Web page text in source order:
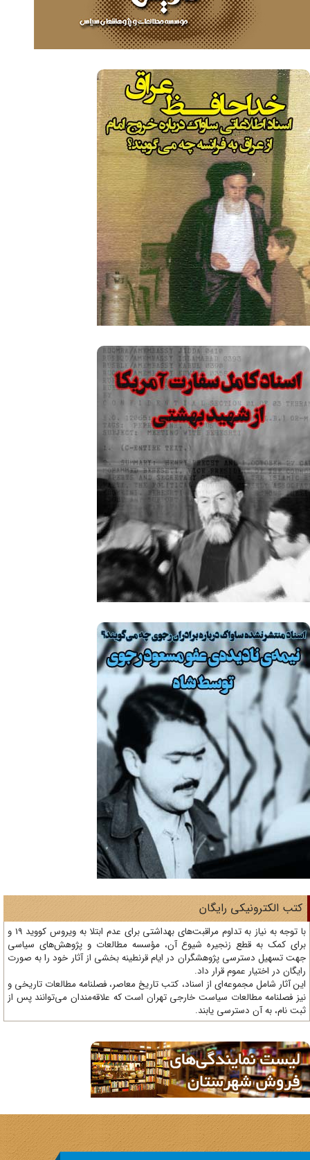
الکترونیکی رایگان
با توجه به نیاز به تداوم مراقبت‌های بهداشتی برای عدم ابتلا به ویروس کووید 19 و
کمک به قطع زنجیره شیوع آن، مؤسسه مطالعات و پژوهش‌های سیاسی
تسهیل دسترسی پژوهشگران در ایام قرنطینه بخشی از آثار خود را به صورت
در اختیار عموم قرار داد.
آثار شامل مجموعه‌ای از اسناد، کتب تاریخ معاصر، فصلنامه‌ مطالعات تاریخی و
فصلنامه مطالعات سیاست خارجی تهران است که علاقه‌مندان می‌توانند پس از
نام، به آن دسترسی یابند.